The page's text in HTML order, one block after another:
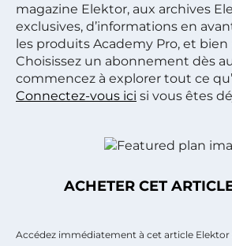
magazine Elektor, aux archives
exclusives, d’informations en
les produits Academy Pro, et bien
Choisissez un abonnement dès
commencez à explorer tout ce
Connectez-vous ici si vous êtes
ACHETER CET
Accédez immédiatement à cet article Elektor